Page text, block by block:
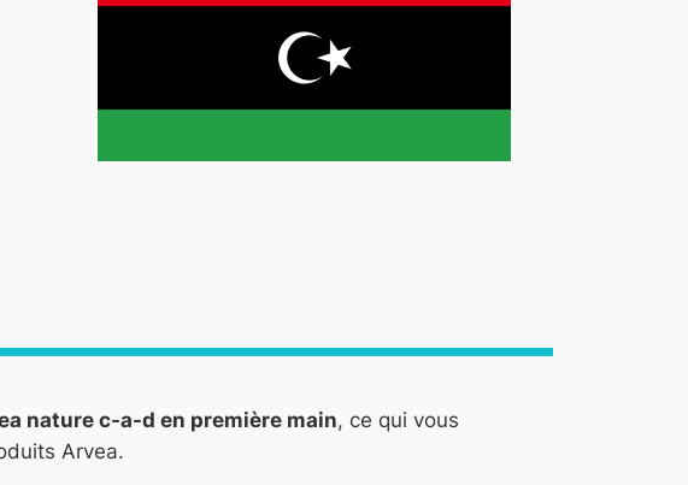
nature c-a-d en première main, ce qui vous
Arvea.